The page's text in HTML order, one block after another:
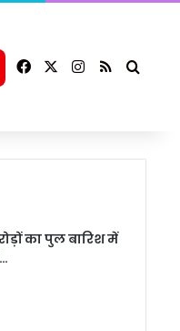
FacebookInstagram
RSS
का पुल बारिश में